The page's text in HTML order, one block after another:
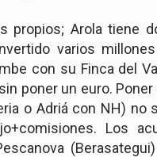
propios; Arola tiene
varios
con su Finca del
poner un euro.
o Adriá con NH) no
Los